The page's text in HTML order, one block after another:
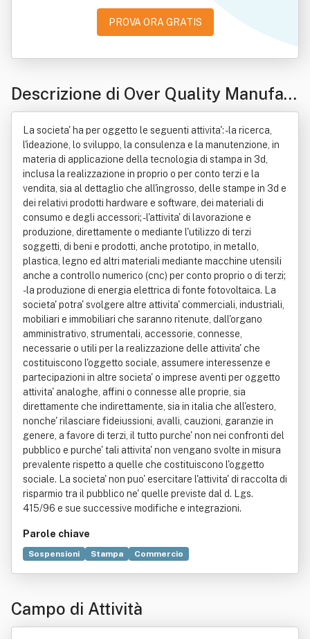
PROVA ORA GRATIS
Descrizione di Over Quality Manufact
uring Srl
La societa' ha per oggetto le seguenti attivita': - la ricerca,
l'ideazione, lo sviluppo, la consulenza e la manutenzione, in
materia di applicazione della tecnologia di stampa in 3d,
inclusa la realizzazione in proprio o per conto terzi e la
vendita, sia al dettaglio che all'ingrosso, delle stampe in 3d e
dei relativi prodotti hardware e software, dei materiali di
consumo e degli accessori; - l'attivita' di lavorazione e
produzione, direttamente o mediante l'utilizzo di terzi
soggetti, di beni e prodotti, anche prototipo, in metallo,
plastica, legno ed altri materiali mediante macchine utensili
anche a controllo numerico (cnc) per conto proprio o di terzi;
- la produzione di energia elettrica di fonte fotovoltaica. La
societa' potra' svolgere altre attivita' commerciali, industriali,
mobiliari e immobiliari che saranno ritenute, dall'organo
amministrativo, strumentali, accessorie, connesse,
necessarie o utili per la realizzazione delle attivita' che
costituiscono l'oggetto sociale, assumere interessenze e
partecipazioni in altre societa' o imprese aventi per oggetto
attivita' analoghe, affini o connesse alle proprie, sia
direttamente che indirettamente, sia in italia che all'estero,
nonche' rilasciare fideiussioni, avalli, cauzioni, garanzie in
genere, a favore di terzi, il tutto purche' non nei confronti del
pubblico e purche' tali attivita' non vengano svolte in misura
prevalente rispetto a quelle che costituiscono l'oggetto
sociale. La societa' non puo' esercitare l'attivita' di raccolta di
risparmio tra il pubblico ne' quelle previste dal d. Lgs.
415/96 e sue successive modifiche e integrazioni.
Parole chiave
Sospensioni Stampa
Commercio
Produzione di energia elettrica
Progettazione
Campo di Attività